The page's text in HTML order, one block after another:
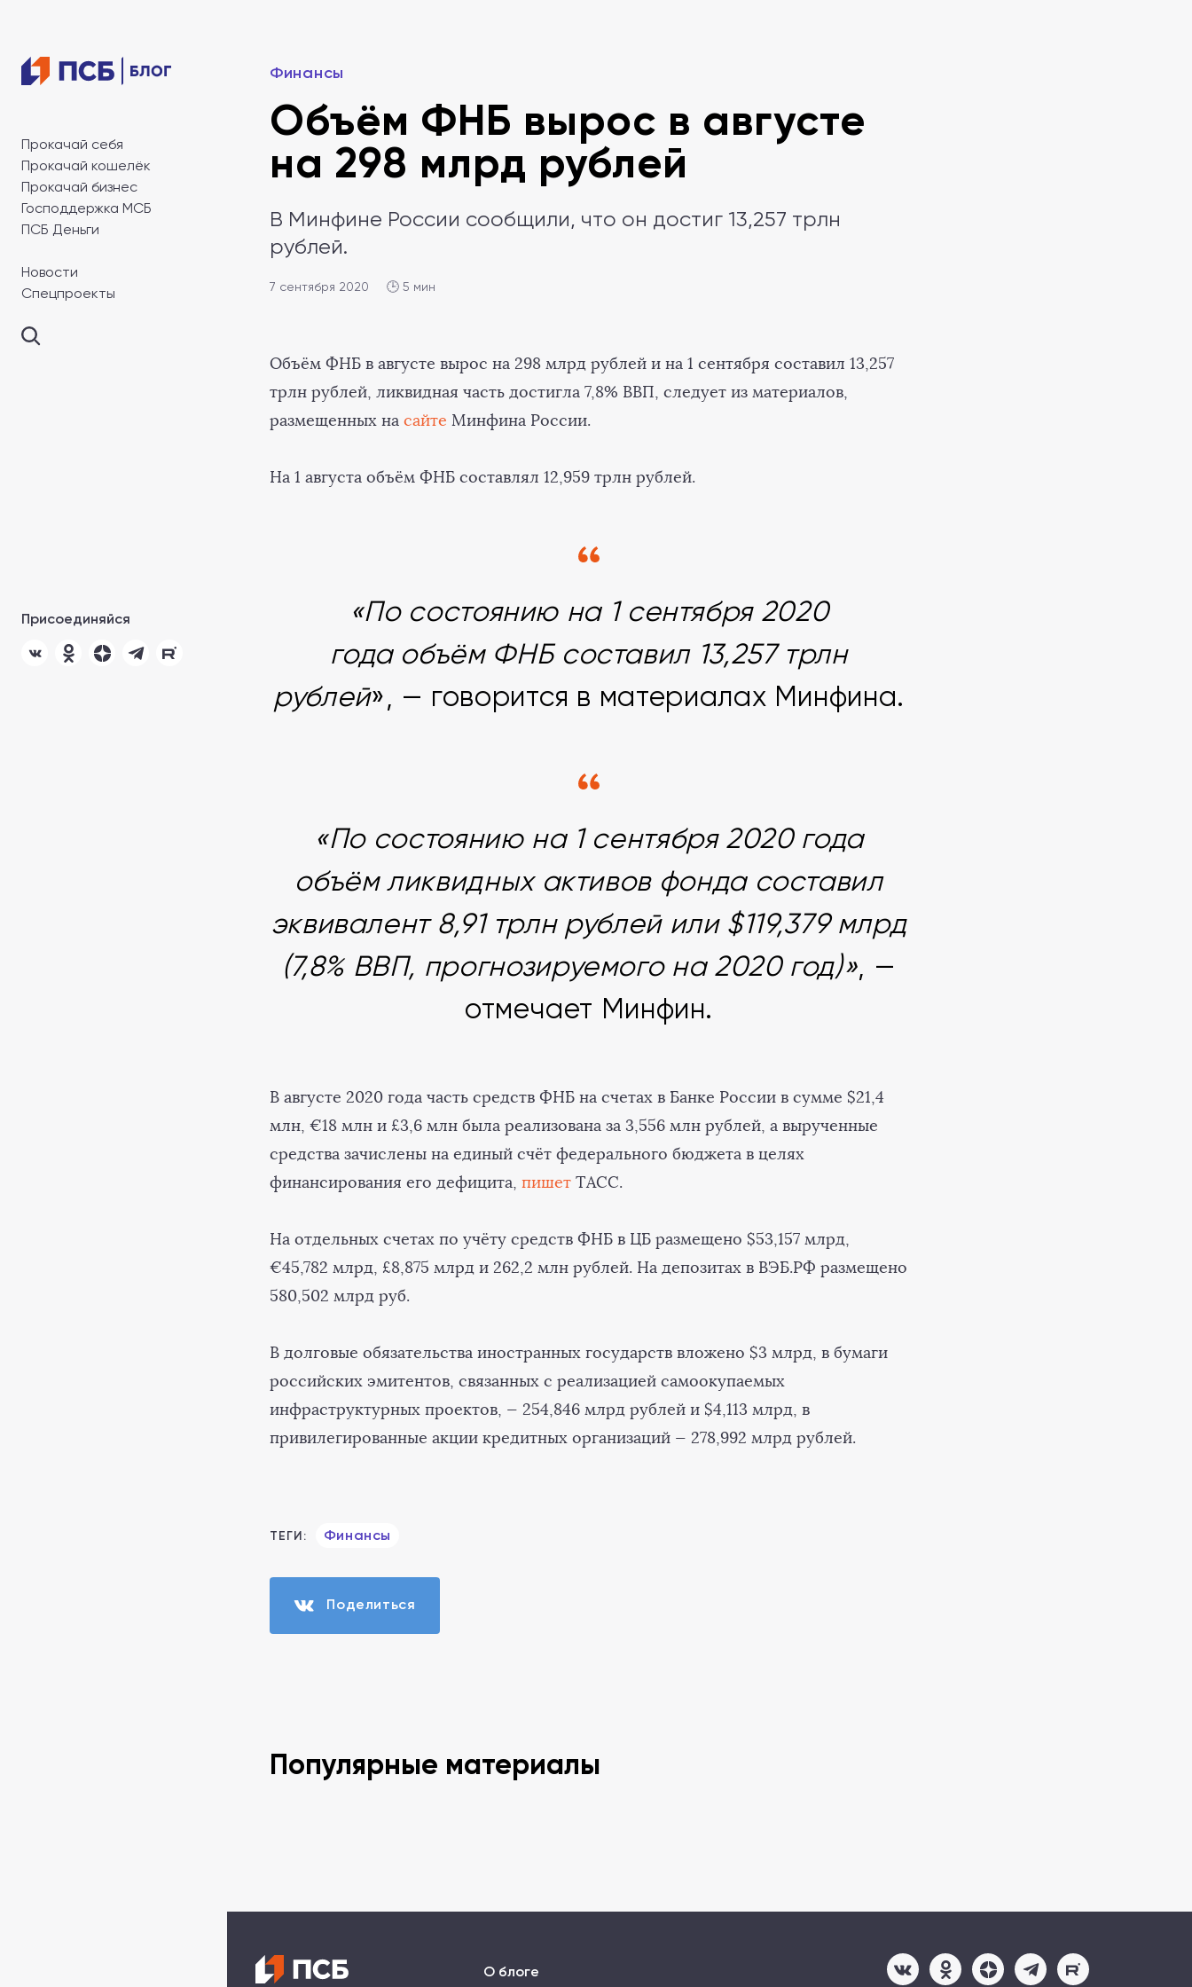
Прокачай себя
Прокачай кошелёк
Прокачай бизнес
Господдержка МСБ
ПСБ Деньги
Новости
Спецпроекты
Присоединяйся
Финансы
Объём ФНБ вырос в августе
на 298 млрд рублей
В Минфине России сообщили, что он достиг 13,257 трлн
рублей.
7 сентября 2020 🕒 5 мин
Объём ФНБ в августе вырос на 298 млрд рублей и на 1 сентября составил 13,257
трлн рублей, ликвидная часть достигла 7,8% ВВП, следует из материалов,
размещенных на сайте Минфина России.
На 1 августа объём ФНБ составлял 12,959 трлн рублей.
«По состоянию на 1 сентября 2020
года объём ФНБ составил 13,257 трлн
рублей», — говорится в материалах Минфина.
«По состоянию на 1 сентября 2020 года
объём ликвидных активов фонда составил
эквивалент 8,91 трлн рублей или $119,379 млрд
(7,8% ВВП, прогнозируемого на 2020 год)», —
отмечает Минфин.
В августе 2020 года часть средств ФНБ на счетах в Банке России в сумме $21,4
млн, €18 млн и £3,6 млн была реализована за 3,556 млн рублей, а вырученные
средства зачислены на единый счёт федерального бюджета в целях
финансирования его дефицита, пишет ТАСС.
На отдельных счетах по учёту средств ФНБ в ЦБ размещено $53,157 млрд,
€45,782 млрд, £8,875 млрд и 262,2 млн рублей. На депозитах в ВЭБ.РФ размещено
580,502 млрд руб.
В долговые обязательства иностранных государств вложено $3 млрд, в бумаги
российских эмитентов, связанных с реализацией самоокупаемых
инфраструктурных проектов, — 254,846 млрд рублей и $4,113 млрд, в
привилегированные акции кредитных организаций — 278,992 млрд рублей.
ТЕГИ: Финансы
Поделиться
Популярные материалы
О блоге